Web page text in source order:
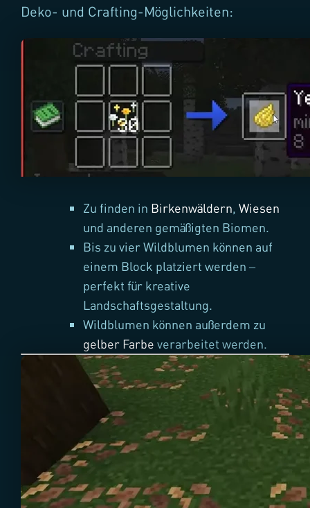
Deko- und Crafting-Möglichkeiten:
Zu finden in Birkenwäldern, Wiesen
und anderen gemäßigten Biomen.
Bis zu vier Wildblumen können auf
einem Block platziert werden –
perfekt für kreative
Landschaftsgestaltung.
Wildblumen können außerdem zu
gelber Farbe verarbeitet werden.